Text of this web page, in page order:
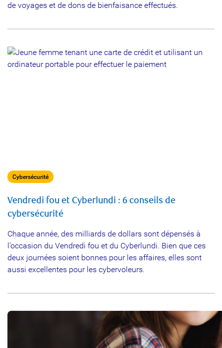
de voyages et de dons de bienfaisance effectués.
Cybersécurité
Vendredi fou et Cyberlundi : 6 conseils de
cybersécurité
Chaque année, des milliards de dollars sont dépensés à
l’occasion du Vendredi fou et du Cyberlundi. Bien que ces
deux journées soient bonnes pour les affaires, elles sont
aussi excellentes pour les cybervoleurs.